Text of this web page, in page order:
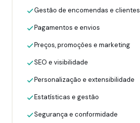
Gestão de encomendas e clientes
Pagamentos e envios
Preços, promoções e marketing
SEO e visibilidade
Personalização e extensibilidade
Estatísticas e gestão
Segurança e conformidade